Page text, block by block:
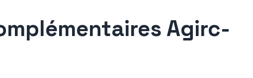
Agirc-